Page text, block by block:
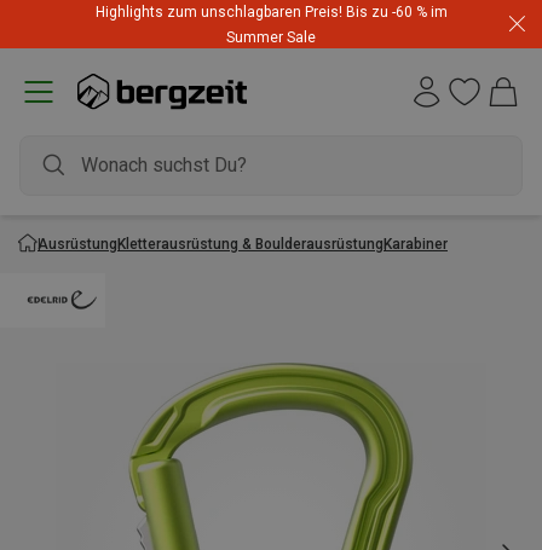
Highlights zum unschlagbaren Preis! Bis zu -60 % im
Summer Sale
AusrüstungKletterausrüstung & BoulderausrüstungKarabiner